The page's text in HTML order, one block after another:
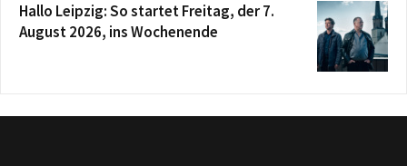
Hallo Leipzig: So startet Freitag, der 7.
August 2026, ins Wochenende